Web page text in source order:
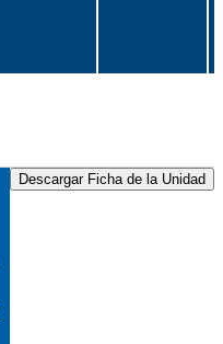
Descargar Ficha de la Unidad